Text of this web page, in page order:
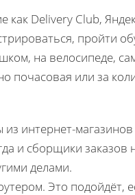
как Delivery Club,
пройти
на велосипеде,
почасовая или за
из интернет-
и сборщики заказов
делами.
Это подойдёт,